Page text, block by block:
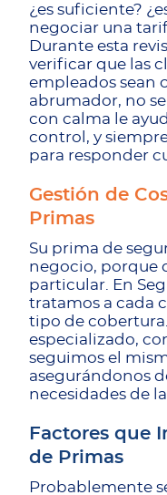
¿es suficiente?
negociar una
Durante esta
verificar que las
empleados sean
abrumador, no
con calma le
control, y
para responder
Gestión de
Primas
Su prima de
negocio, porque
particular. En
tratamos a cada
tipo de
especializado,
seguimos el
asegurándonos
necesidades de
Factores que
de Primas
Probablemente